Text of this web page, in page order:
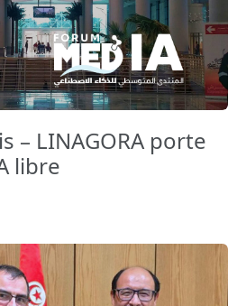
– LINAGORA porte
libre